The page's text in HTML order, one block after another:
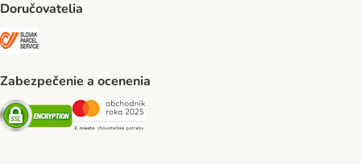
Doručovatelia
Zabezpečenie a ocenenia
Security Security